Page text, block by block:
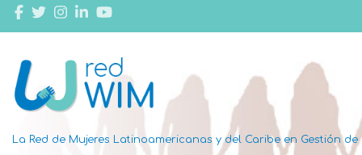
La Red de Mujeres Latinoamericanas y del Caribe en Gestión de